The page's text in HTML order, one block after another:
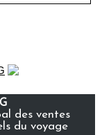
des ventes
du voyage